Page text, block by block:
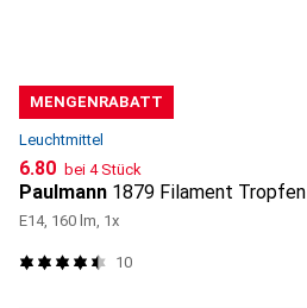
MENGENRABATT
Leuchtmittel
CHF
6.80 bei 4 Stück
Paulmann 1879 Filament Tropfen
E14, 160 lm, 1x
10